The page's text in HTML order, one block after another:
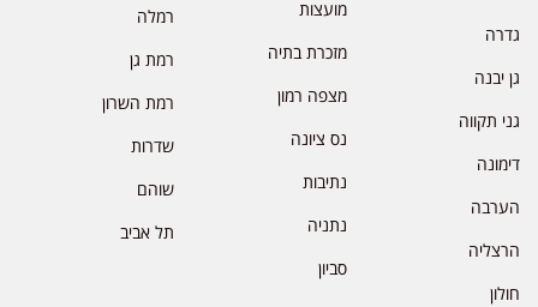
גדרה
גן יבנה
גני תקווה
דימונה
הערבה
הרצליה
חולון
מועצות
מזכרת בתיה
מצפה רמון
נס ציונה
נתיבות
נתניה
סביון
רמלה
רמת גן
רמת השרון
שדרות
שוהם
תל אביב